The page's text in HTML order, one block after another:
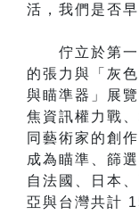
活，我們是否
佇立於第一
的張力與「灰
與瞄準器」展
焦資訊權力戰
同藝術家的創
成為瞄準、篩
自法國、日本
亞與台灣共計